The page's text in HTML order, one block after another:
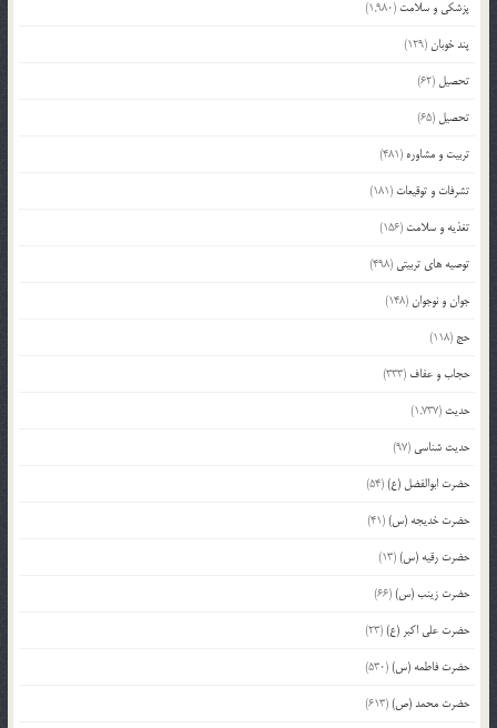
پزشکی و سلامت (1,980)
پند خوبان(129)
تحصیل (62)
تحصیل (65)
تربیت و مشاوره (481)
تشرفات و توقیعات (181)
تغذیه و سلامت (156)
توصیه های تربیتی (498)
جوان و نوجوان(148)
حج (118)
حجاب و عفاف (333)
حدیث (1,737)
حدیث شناسی (97)
حضرت ابوالفضل (ع)(54)
حضرت خدیجه (س)(41)
حضرت رقیه (س)(13)
حضرت زینب (س)(66)
حضرت علی اکبر (ع)(23)
حضرت فاطمه (س)(530)
حضرت محمد (ص)(613)